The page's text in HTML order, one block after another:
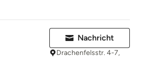
Nachricht
Drachenfelsstr. 4-7,